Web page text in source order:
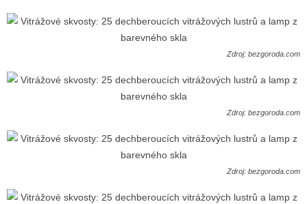
Zdroj: bezgoroda.com
Zdroj: bezgoroda.com
Zdroj: bezgoroda.com